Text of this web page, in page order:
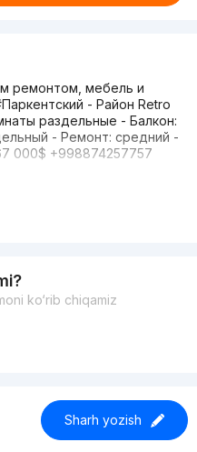
ремонтом, мебель и
- Район Retro
раздельные - Балкон:
- Ремонт: средний -
000$ +998874257757
ko‘rib chiqamiz
Sharh yozish